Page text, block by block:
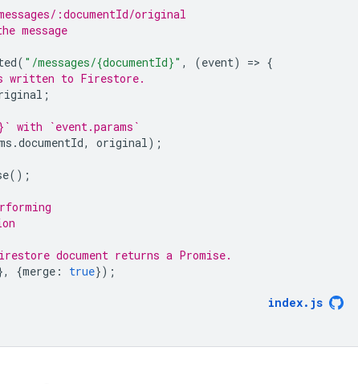
:documentId/original
message
( "/messages/{documentId}" , (event) => {
written to Firestore.
;
with `event.params`
.documentId, original);
();
document returns a Promise.
{merge : true});
index. js